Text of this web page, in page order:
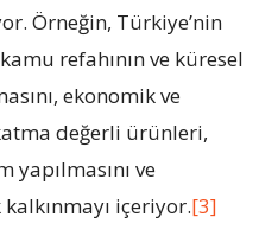
Örneğin, Türkiye’nin
refahının ve küresel
ekonomik ve
değerli ürünleri,
yapılmasını ve
içeriyor.[3]